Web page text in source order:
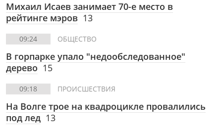
Михаил Исаев занимает 70-е место в
рейтинге мэров 13
09:24 ОБЩЕСТВО
В горпарке упало "недообследованное"
дерево 15
09:18 ПРОИСШЕСТВИЯ
На Волге трое на квадроцикле провалились
под лед 13